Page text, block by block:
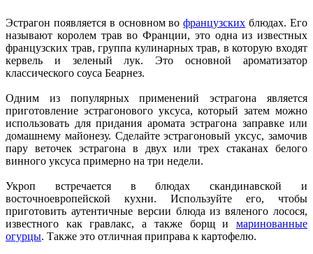
Эстрагон появляется в основном вофранцузских блюдах. Его
называют королем трав во Франции, это одна из известных
французских трав, группа кулинарных трав, в которую входят
кервель и зеленый лук. Это основной ароматизатор
классического соуса Беарнез.
Одним из популярных применений эстрагона является
приготовление эстрагонового уксуса, который затем можно
использовать для придания аромата эстрагона заправке или
домашнему майонезу. Сделайте эстрагоновый уксус, замочив
пару веточек эстрагона в двух или трех стаканах белого
винного уксуса примерно на три недели.
Укроп встречается в блюдах скандинавской и
восточноевропейской кухни. Используйте его, чтобы
приготовить аутентичные версии блюда из вяленого лосося,
известного как гравлакс, а также борщ и маринованные
огурцы. Также это отличная приправа к картофелю.